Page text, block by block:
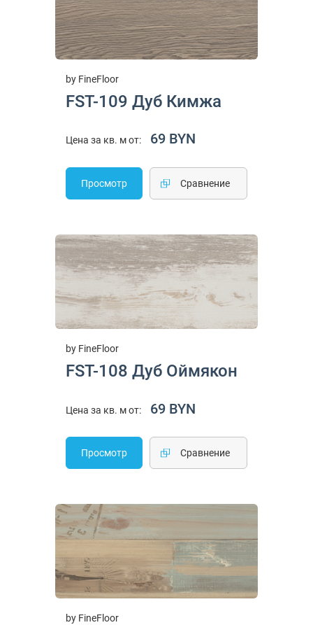
by FineFloor
FST-109 Дуб Кимжа
Цена за кв. м от: 69 BYN
Просмотр Cравнение
by FineFloor
FST-108 Дуб Оймякон
Цена за кв. м от: 69 BYN
Просмотр Cравнение
by FineFloor